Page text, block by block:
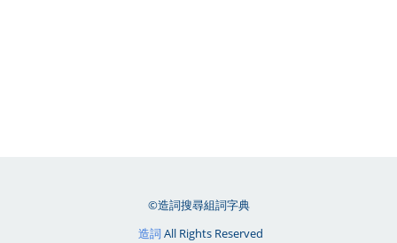
©造詞搜尋組詞字典
造詞 All Rights Reserved